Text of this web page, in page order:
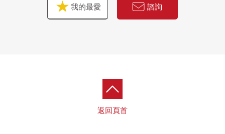
我的最愛 諮詢
返回頁首